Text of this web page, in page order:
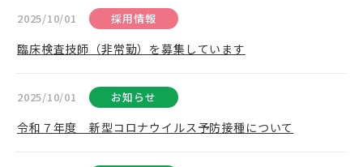
2025/10/01 採用情報
臨床検査技師（非常勤）を募集しています
2025/10/01 お知らせ
令和７年度 新型コロナウイルス予防接種について